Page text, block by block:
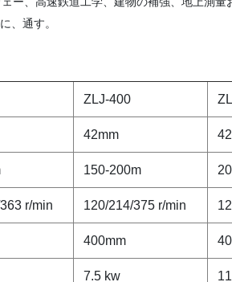
、通す。
ZLJ-400
42mm
150-200m
r/min 120/214/375 r/min
400mm
7.5 kw